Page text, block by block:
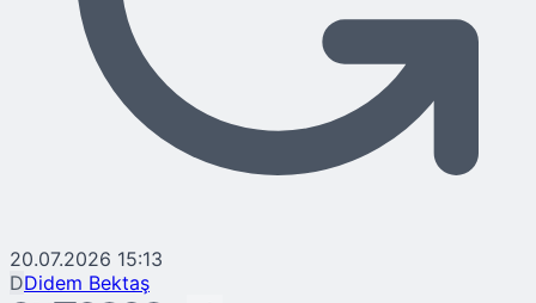
20.07.2026 15:13
DDidem Bektaş